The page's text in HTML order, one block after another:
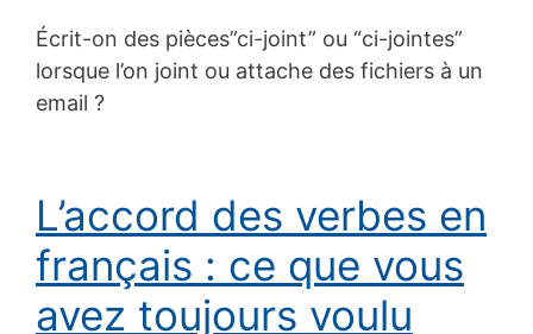
Écrit-on des pièces”ci-joint” ou “ci-jointes”
lorsque l’on joint ou attache des fichiers à un
email ?
L’accord des verbes en
français : ce que vous
avez toujours voulu